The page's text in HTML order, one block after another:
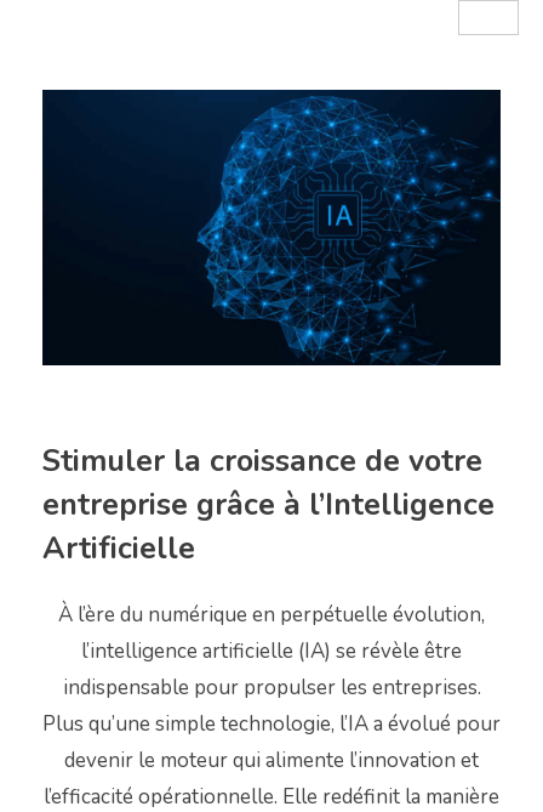
Stimuler la croissance de votre
entreprise grâce à l’Intelligence
Artificielle
À l’ère du numérique en perpétuelle évolution,
l’intelligence artificielle (IA) se révèle être
indispensable pour propulser les entreprises.
Plus qu’une simple technologie, l’IA a évolué pour
devenir le moteur qui alimente l’innovation et
l’efficacité opérationnelle. Elle redéfinit la manière